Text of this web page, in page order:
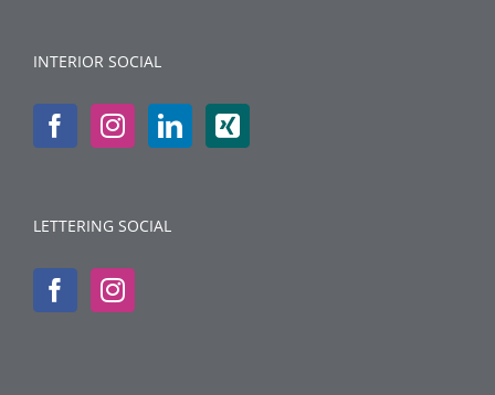
INTERIOR SOCIAL
LETTERING SOCIAL